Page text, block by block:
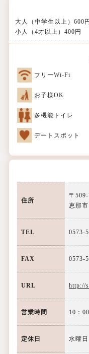
大人（中学生以上）600
小人（4才以上）400円
フリーWi-Fi
お子様OK
多機能トイレ
デートスポット
住所
〒509-
恵那
TEL 0573-
FAX 0573-
URL http://
営業時間 10：
定休日 水曜日